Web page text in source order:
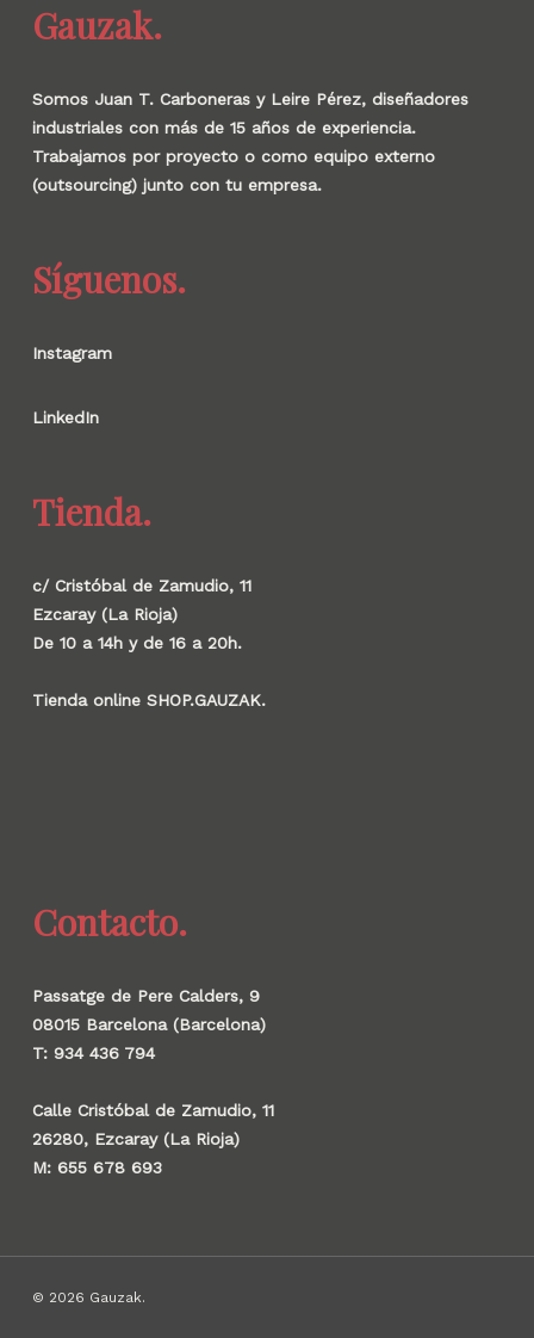
Gauzak.
Somos Juan T. Carboneras y Leire Pérez, diseñadores
industriales con más de 15 años de experiencia.
Trabajamos por proyecto o como equipo externo
(outsourcing) junto con tu empresa.
Síguenos.
Instagram
LinkedIn
Tienda.
c/ Cristóbal de Zamudio, 11
Ezcaray (La Rioja)
De 10 a 14h y de 16 a 20h.
Tienda online SHOP.GAUZAK.
Contacto.
Passatge de Pere Calders, 9
08015 Barcelona (Barcelona)
T: 934 436 794
Calle Cristóbal de Zamudio, 11
26280, Ezcaray (La Rioja)
M: 655 678 693
© 2026 Gauzak.